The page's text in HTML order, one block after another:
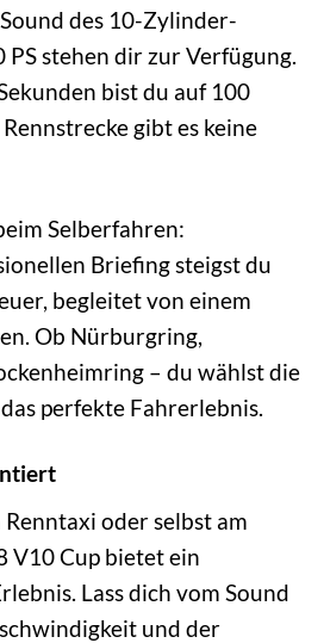
des 10-Zylinder-
stehen dir zur Verfügung.
bist du auf 100
gibt es keine
Selberfahren:
Briefing steigst du
begleitet von einem
Ob Nürburgring,
– du wählst die
perfekte Fahrerlebnis.
oder selbst am
V10 Cup bietet ein
Lass dich vom Sound
und der